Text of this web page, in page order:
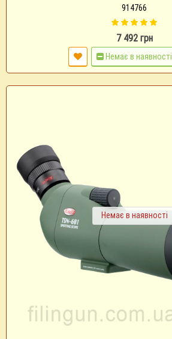
914766
7 492 грн
Немає в наявності
Немає в наявності